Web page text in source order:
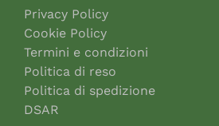
Privacy Policy
Cookie Policy
Termini e condizioni
Politica di reso
Politica di spedizione
DSAR